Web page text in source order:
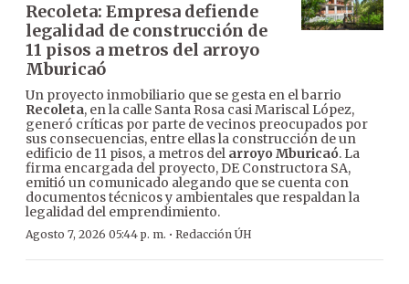
Recoleta: Empresa defiende
legalidad de construcción de
11 pisos a metros del arroyo
Mburicaó
Un proyecto inmobiliario que se gesta en el barrio
Recoleta, en la calle Santa Rosa casi Mariscal López,
generó críticas por parte de vecinos preocupados por
sus consecuencias, entre ellas la construcción de un
edificio de 11 pisos, a metros del arroyo Mburicaó. La
firma encargada del proyecto, DE Constructora SA,
emitió un comunicado alegando que se cuenta con
documentos técnicos y ambientales que respaldan la
legalidad del emprendimiento.
Agosto 7, 2026 05:44 p. m. · Redacción ÚH